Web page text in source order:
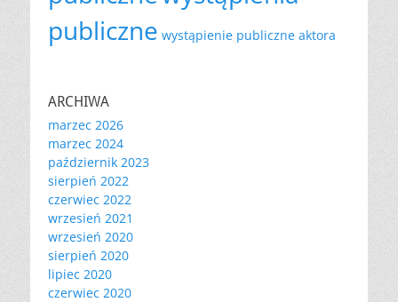
publiczne wystąpienie publiczne aktora
ARCHIWA
marzec 2026
marzec 2024
październik 2023
sierpień 2022
czerwiec 2022
wrzesień 2021
wrzesień 2020
sierpień 2020
lipiec 2020
czerwiec 2020